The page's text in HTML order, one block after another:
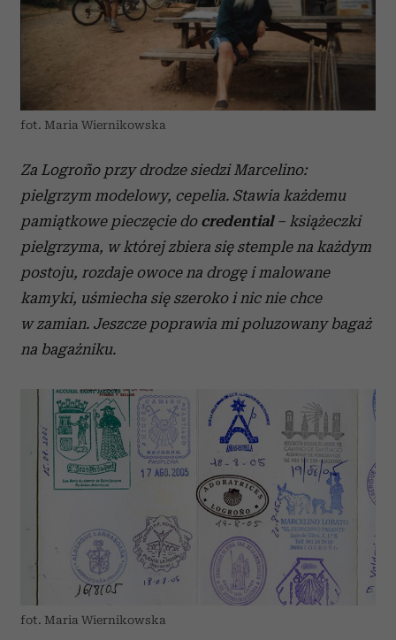
fot. Maria Wiernikowska
Za Logroño przy drodze siedzi Marcelino:
pielgrzym modelowy, cepelia. Stawia każdemu
pamiątkowe pieczęcie do credential– książeczki
pielgrzyma, w której zbiera się stemple na każdym
postoju, rozdaje owoce na drogę i malowane
kamyki, uśmiecha się szeroko i nic nie chce
w zamian. Jeszcze poprawia mi poluzowany bagaż
na bagażniku.
fot. Maria Wiernikowska